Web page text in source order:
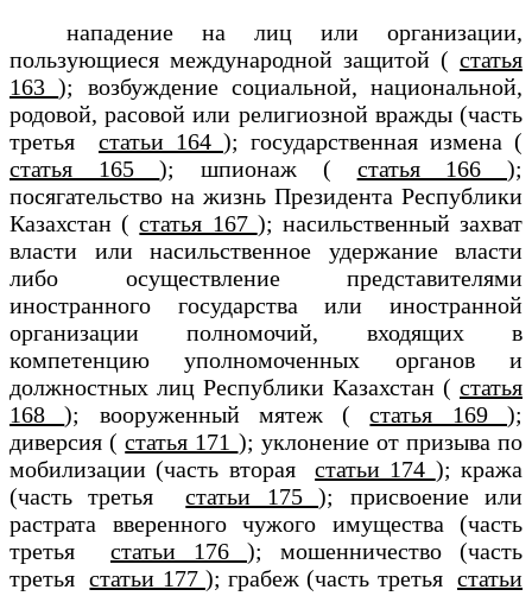
нападение на лиц или организации,
пользующиеся международной защитой ( статья
163); возбуждение социальной, национальной,
родовой, расовой или религиозной вражды (часть
третья статьи 164 ); государственная измена (
статья 165); шпионаж ( статья 166);
посягательство на жизнь Президента Республики
Казахстан (статья 167 ); насильственный захват
власти или насильственное удержание власти
либо осуществление представителями
иностранного государства или иностранной
организации полномочий, входящих в
компетенцию уполномоченных органов и
должностных лиц Республики Казахстан ( статья
168); вооруженный мятеж (статья 169);
диверсия (статья 171 ); уклонение от призыва по
мобилизации (часть втораястатьи 174 ); кража
(часть третьястатьи 175); присвоение или
растрата вверенного чужого имущества (часть
третья статьи 176 ); мошенничество (часть
третьястатьи 177 ); грабеж (часть третьястатьи